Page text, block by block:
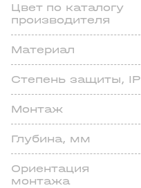
Цвeт по каталогу
производителя
Материал
Степень зaщиты, IP
Монтаж
Глубина, мм
Ориентация
монтажа